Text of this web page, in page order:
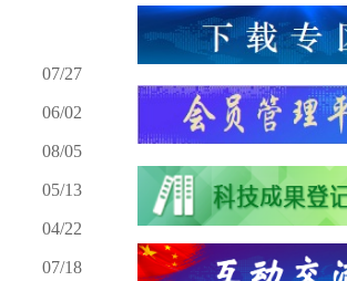
07/27
06/02
08/05
05/13
04/22
07/18